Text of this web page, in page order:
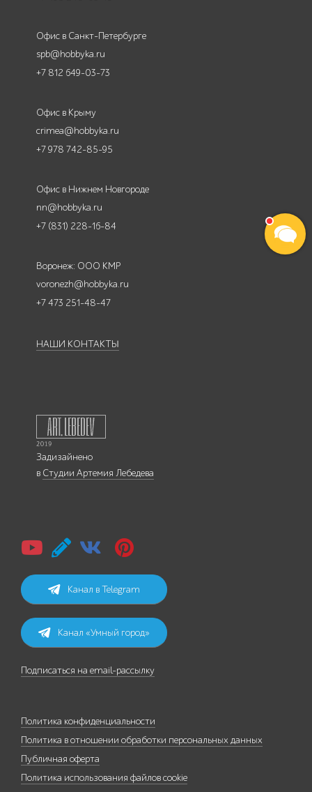
Офис в Санкт-Петербурге
spb@hobbyka.ru
+7 812 649-03-73
Офис в Крыму
crimea@hobbyka.ru
+7 978 742-85-95
Офис в Нижнем Новгороде
nn@hobbyka.ru
+7 (831) 228-16-84
Воронеж: ООО КМР
voronezh@hobbyka.ru
+7 473 251-48-47
НАШИ КОНТАКТЫ
Задизайнено
в Студии Артемия Лебедева
Канал в Telegram
Канал «Умный город»
Подписаться на email-рассылку
Политика конфиденциальности
Политика в отношении обработки персональных данных
Публичная оферта
Политика использования файлов cookie